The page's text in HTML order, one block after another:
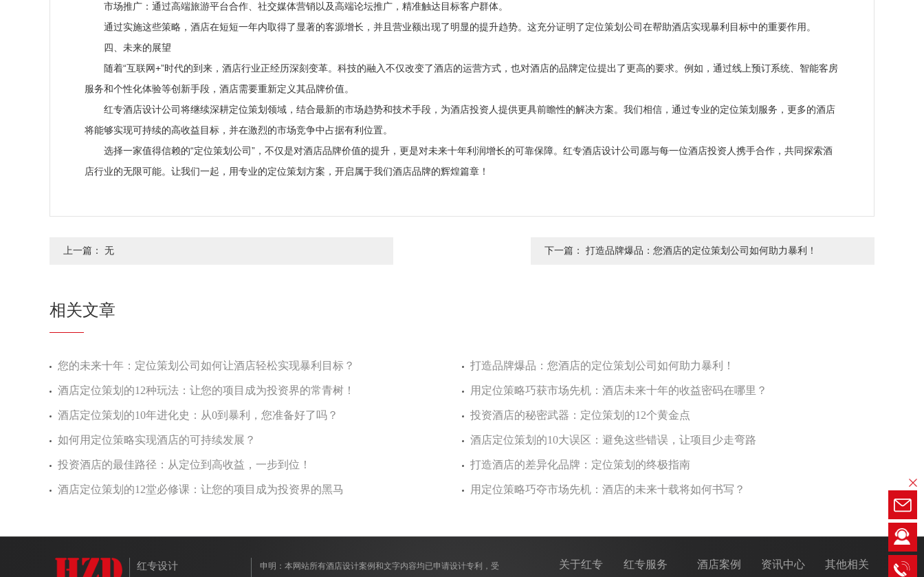
市场推广：通过高端旅游平台合作、社交媒体营销以及高端论坛推广，精准触达目标客户群体。
通过实施这些策略，酒店在短短一年内取得了显著的客源增长，并且营业额出现了明显的提升趋势。这充分证明了定位策划公司在帮助酒店实现暴利目标中的重要作用。
四、未来的展望
随着“互联网+”时代的到来，酒店行业正经历深刻变革。科技的融入不仅改变了酒店的运营方式，也对酒店的品牌定位提出了更高的要求。例如，通过线上预订系统、智能客房
服务和个性化体验等创新手段，酒店需要重新定义其品牌价值。
红专酒店设计公司将继续深耕定位策划领域，结合最新的市场趋势和技术手段，为酒店投资人提供更具前瞻性的解决方案。我们相信，通过专业的定位策划服务，更多的酒店
将能够实现可持续的高收益目标，并在激烈的市场竞争中占据有利位置。
选择一家值得信赖的“定位策划公司”，不仅是对酒店品牌价值的提升，更是对未来十年利润增长的可靠保障。红专酒店设计公司愿与每一位酒店投资人携手合作，共同探索酒
店行业的无限可能。让我们一起，用专业的定位策划方案，开启属于我们酒店品牌的辉煌篇章！
上一篇： 无 下一篇： 打造品牌爆品：您酒店的定位策划公司如何助力暴利！
相关文章
您的未来十年：定位策划公司如何让酒店轻松实现暴利目标？ 打造品牌爆品：您酒店的定位策划公司如何助力暴利！
酒店定位策划的12种玩法：让您的项目成为投资界的常青树！ 用定位策略巧获市场先机：酒店未来十年的收益密码在哪里？
酒店定位策划的10年进化史：从0到暴利，您准备好了吗？ 投资酒店的秘密武器：定位策划的12个黄金点
如何用定位策略实现酒店的可持续发展？ 酒店定位策划的10大误区：避免这些错误，让项目少走弯路
投资酒店的最佳路径：从定位到高收益，一步到位！ 打造酒店的差异化品牌：定位策划的终极指南
酒店定位策划的12堂必修课：让您的项目成为投资界的黑马 用定位策略巧夺市场先机：酒店的未来十载将如何书写？
红专设计 申明：本网站所有酒店设计案例和文字内容均已申请设计专利，受 关于红专 红专服务 酒店案例 资讯中心 其他相关